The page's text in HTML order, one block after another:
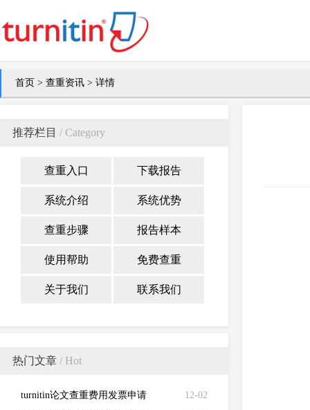
首页 > 查重资讯 > 详情
推荐栏目 / Category
查重入口 下载报告
系统介绍 系统优势
查重步骤 报告样本
使用帮助 免费查重
关于我们 联系我们
热门文章 / Hot
12-02
turnitin论文查重费用发票申请